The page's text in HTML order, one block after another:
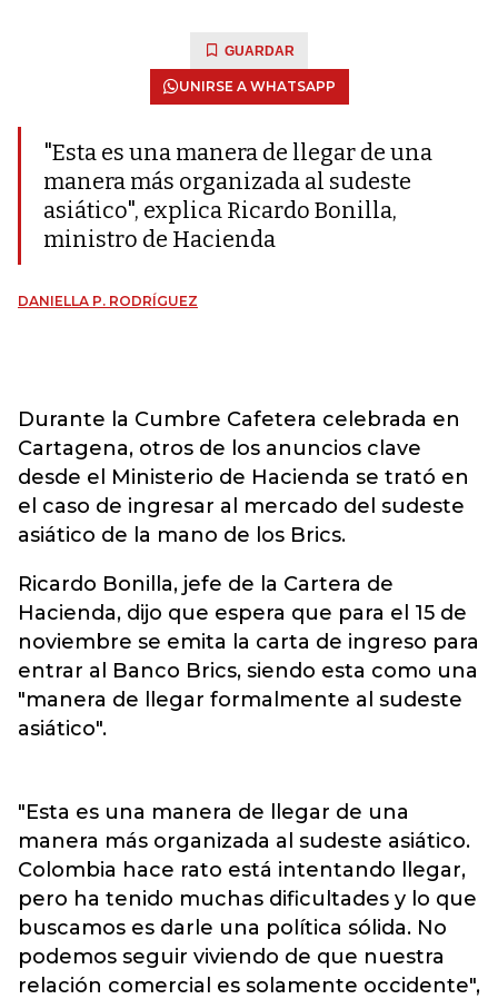
GUARDAR
UNIRSE A WHATSAPP
"Esta es una manera de llegar de una
manera más organizada al sudeste
asiático", explica Ricardo Bonilla,
ministro de Hacienda
DANIELLA P. RODRÍGUEZ
Durante la Cumbre Cafetera celebrada en
Cartagena, otros de los anuncios clave
desde el Ministerio de Hacienda se trató en
el caso de ingresar al mercado del sudeste
asiático de la mano de los Brics.
Ricardo Bonilla, jefe de la Cartera de
Hacienda, dijo que espera que para el 15 de
noviembre se emita la carta de ingreso para
entrar al Banco Brics, siendo esta como una
"manera de llegar formalmente al sudeste
asiático".
"Esta es una manera de llegar de una
manera más organizada al sudeste asiático.
Colombia hace rato está intentando llegar,
pero ha tenido muchas dificultades y lo que
buscamos es darle una política sólida. No
podemos seguir viviendo de que nuestra
relación comercial es solamente occidente",